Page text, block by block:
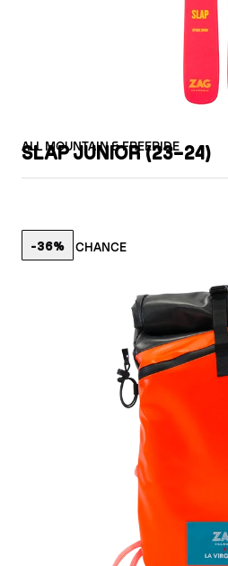
ALL MOUNTAIN & FREERIDE
SLAP JUNIOR (23–24)
LETZTE CHANCE
-36%